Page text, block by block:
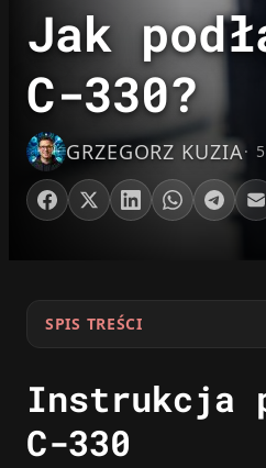
Jak
C-330?
GRZEGORZ KUZIA
SPIS TREŚCI
Instrukcja
C-330